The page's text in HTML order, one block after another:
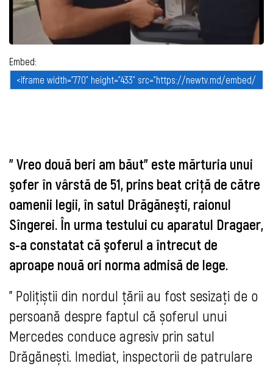
Embed:
" Vreo două beri am băut" este mărturia unui
şofer în vârstă de 51, prins beat criţă de către
oamenii legii, în satul Drăgăneşti, raionul
Sîngerei. În urma testului cu aparatul Dragaer,
s-a constatat că şoferul a întrecut de
aproape nouă ori norma admisă de lege.
" Polițiștii din nordul țării au fost sesizați de o
persoană despre faptul că șoferul unui
Mercedes conduce agresiv prin satul
Drăgănești. Imediat, inspectorii de patrulare